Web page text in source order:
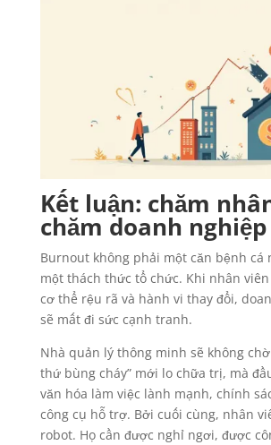
Kết luận: chăm
chăm doanh nghiệp
Burnout không phải một căn bệnh cá
một thách thức tổ chức. Khi nhân
cơ thể rệu rã và hành vi thay đổi,
sẽ mất đi sức cạnh tranh.
Nhà quản lý thông minh sẽ không
thứ bùng cháy” mới lo chữa trị, mà
văn hóa làm việc lành mạnh, chính
công cụ hỗ trợ. Bởi cuối cùng, nhân
robot. Họ cần được nghỉ ngơi, được